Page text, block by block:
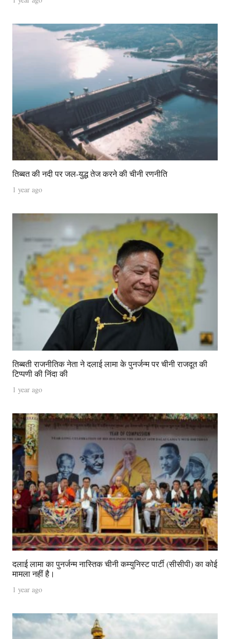
तिब्बत की नदी पर जल-युद्ध तेज करने की चीनी रणनीति
1 year ago
तिब्बती राजनीतिक नेता ने दलाई लामा के पुनर्जन्म पर चीनी राजदूत की
टिप्पणी की निंदा की
1 year ago
दलाई लामा का पुनर्जन्म नास्तिक चीनी कम्युनिस्ट पार्टी (सीसीपी) का कोई
मामला नहीं है।
1 year ago